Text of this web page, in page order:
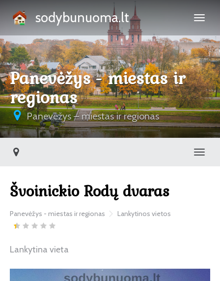
sodybunuoma.lt
Panevėžys - miestas ir
regionas
Panevėžys – miestas ir regionas
Švoinickio Rodų dvaras
Panevėžys - miestas ir regionas Lankytinos vietos
Lankytina vieta